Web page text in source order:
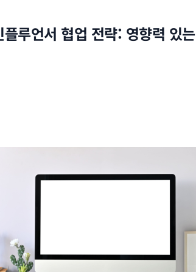
루언서 협업 전략: 영향력 있